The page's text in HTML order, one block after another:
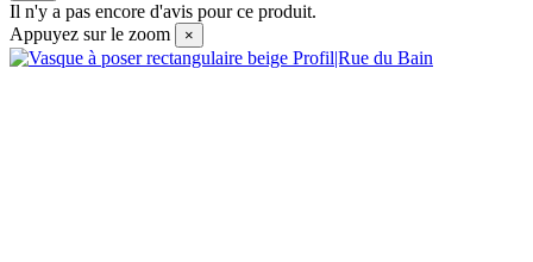
Il n'y a pas encore d'avis pour ce produit.
Appuyez sur le zoom
×